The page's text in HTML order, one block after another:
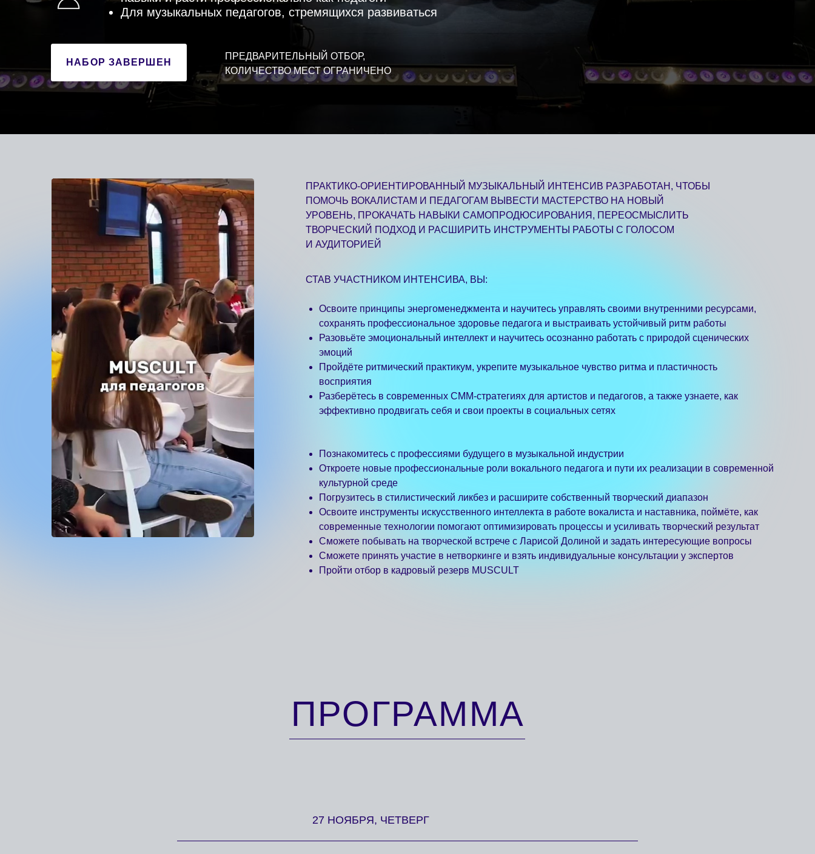
КОЛИЧЕСТВО МЕСТ ОГРАНИЧЕНО
Познакомитесь с профессиями будущего в музыкальной индустрии
Откроете новые профессиональные роли вокального педагога и пути их реализации в современной
культурной среде
Погрузитесь в стилистический ликбез и расширите собственный творческий диапазон
Освоите инструменты искусственного интеллекта в работе вокалиста и наставника, поймёте, как
современные технологии помогают оптимизировать процессы и усиливать творческий результат
Пройти отбор в кадровый резерв MUSCULT
СТАВ УЧАСТНИКОМ ИНТЕНСИВА, ВЫ:
Освоите принципы энергоменеджмента и научитесь управлять своими внутренними ресурсами,
сохранять профессиональное здоровье педагога и выстраивать устойчивый ритм работы
Разовьёте эмоциональный интеллект и научитесь осознанно работать с природой сценических
восприятия
эффективно продвигать себя и свои проекты в социальных сетях
ПРАКТИКО-ОРИЕНТИРОВАННЫЙ МУЗЫКАЛЬНЫЙ ИНТЕНСИВ РАЗРАБОТАН, ЧТОБЫ
УРОВЕНЬ, ПРОКАЧАТЬ НАВЫКИ САМОПРОДЮСИРОВАНИЯ, ПЕРЕОСМЫСЛИТЬ
ПРОГРАММА
27 НОЯБРЯ, ЧЕТВЕРГ